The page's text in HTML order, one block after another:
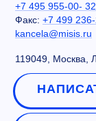
+7 495 955-00- 32
Факс: +7 499
kancela@misis.ru
119049, Москва,